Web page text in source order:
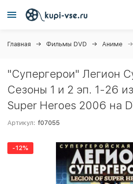
Главная Фильмы DVD Аниме
"Супергерои" Легион
Сезоны 1 и 2 эп. 1-26
Super Heroes 2006 на
Артикул: f07055
-12%